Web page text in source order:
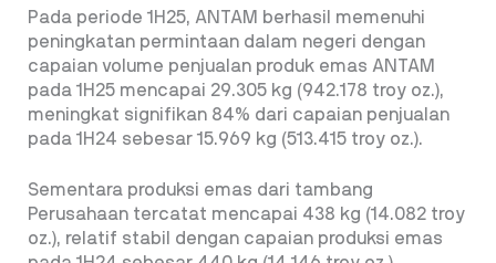
Pada periode 1H25, ANTAM berhasil memenuhi
peningkatan permintaan dalam negeri dengan
capaian volume penjualan produk emas ANTAM
pada 1H25 mencapai 29.305 kg (942.178 troy oz.),
meningkat signifikan 84% dari capaian penjualan
pada 1H24 sebesar 15.969 kg (513.415 troy oz.).
Sementara produksi emas dari tambang
Perusahaan tercatat mencapai 438 kg (14.082 troy
oz.), relatif stabil dengan capaian produksi emas